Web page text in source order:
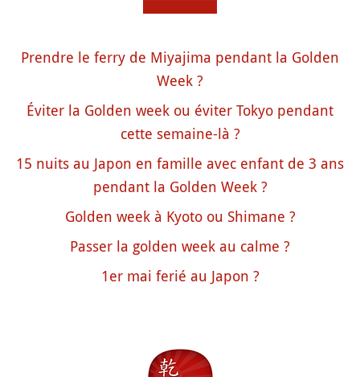
Prendre le ferry de Miyajima pendant la Golden
Week ?
Éviter la Golden week ou éviter Tokyo pendant
cette semaine-là ?
15 nuits au Japon en famille avec enfant de 3 ans
pendant la Golden Week ?
Golden week à Kyoto ou Shimane ?
Passer la golden week au calme ?
1er mai ferié au Japon ?